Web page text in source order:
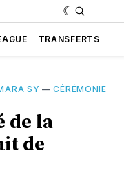
TRANSFERTS
SY —CÉRÉMONIE
de la
de